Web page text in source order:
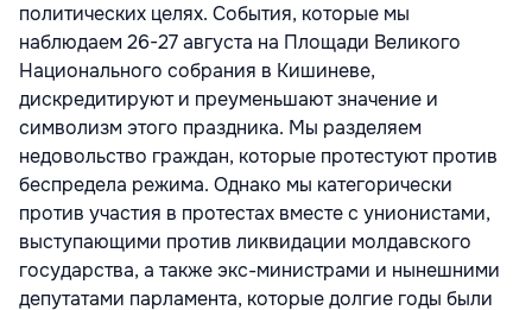
политических целях. События, которые мы
наблюдаем 26-27 августа на Площади Великого
Национального собрания в Кишиневе,
дискредитируют и преуменьшают значение и
символизм этого праздника. Мы разделяем
недовольство граждан, которые протестуют против
беспредела режима. Однако мы категорически
против участия в протестах вместе с унионистами,
выступающими против ликвидации молдавского
государства, а также экс-министрами и нынешними
депутатами парламента, которые долгие годы были